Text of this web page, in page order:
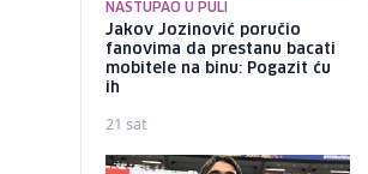
NASTUPAO U PULI
Jakov Jozinović poručio
fanovima da prestanu bacati
mobitele na binu: Pogazit ću
ih
21 sat